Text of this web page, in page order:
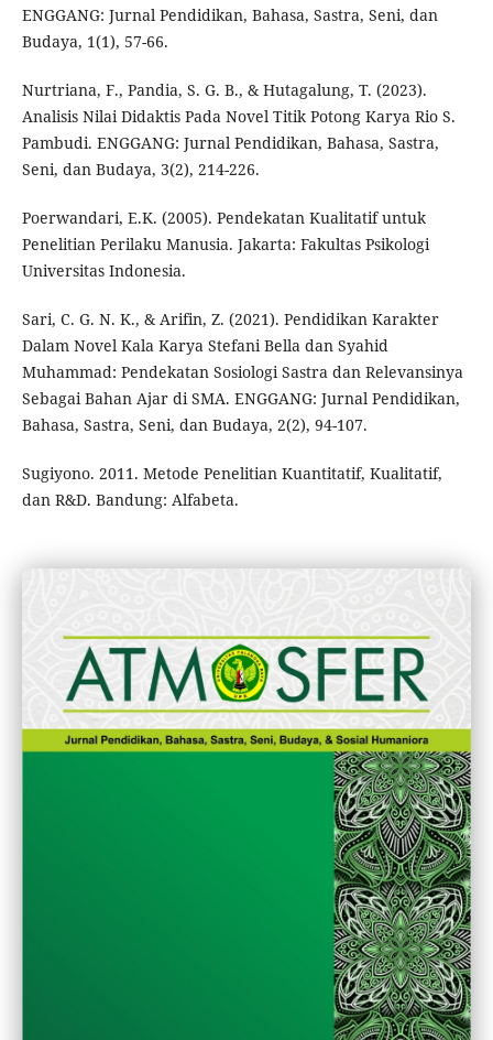
ENGGANG: Jurnal Pendidikan, Bahasa, Sastra, Seni, dan
Budaya, 1(1), 57-66.
Nurtriana, F., Pandia, S. G. B., & Hutagalung, T. (2023).
Analisis Nilai Didaktis Pada Novel Titik Potong Karya Rio S.
Pambudi. ENGGANG: Jurnal Pendidikan, Bahasa, Sastra,
Seni, dan Budaya, 3(2), 214-226.
Poerwandari, E.K. (2005). Pendekatan Kualitatif untuk
Penelitian Perilaku Manusia. Jakarta: Fakultas Psikologi
Universitas Indonesia.
Sari, C. G. N. K., & Arifin, Z. (2021). Pendidikan Karakter
Dalam Novel Kala Karya Stefani Bella dan Syahid
Muhammad: Pendekatan Sosiologi Sastra dan Relevansinya
Sebagai Bahan Ajar di SMA. ENGGANG: Jurnal Pendidikan,
Bahasa, Sastra, Seni, dan Budaya, 2(2), 94-107.
Sugiyono. 2011. Metode Penelitian Kuantitatif, Kualitatif,
dan R&D. Bandung: Alfabeta.